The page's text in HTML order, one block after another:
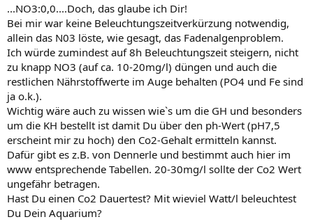
...NO3:0,0....Doch, das glaube ich Dir!
Bei mir war keine Beleuchtungszeitverkürzung notwendig,
allein das N03 löste, wie gesagt, das Fadenalgenproblem.
Ich würde zumindest auf 8h Beleuchtungszeit steigern, nicht
zu knapp NO3 (auf ca. 10-20mg/l) düngen und auch die
restlichen Nährstoffwerte im Auge behalten (PO4 und Fe sind
ja o.k.).
Wichtig wäre auch zu wissen wie`s um die GH und besonders
um die KH bestellt ist damit Du über den ph-Wert (pH7,5
erscheint mir zu hoch) den Co2-Gehalt ermitteln kannst.
Dafür gibt es z.B. von Dennerle und bestimmt auch hier im
www entsprechende Tabellen. 20-30mg/l sollte der Co2 Wert
ungefähr betragen.
Hast Du einen Co2 Dauertest? Mit wieviel Watt/l beleuchtest
Du Dein Aquarium?